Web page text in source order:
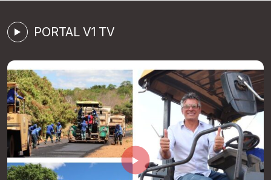
PORTAL V1 TV